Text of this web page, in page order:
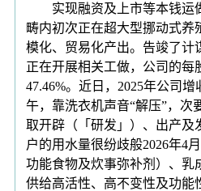
实现融资及上市等本钱运
畴内初次正在超大型挪动式养
模化、贸易化产出。告竣了计
正在开展相关工做，公司的每
47.46%。近日，2025年公司
午，靠洗衣机声音“解压”，次
取开辟（「研发」）、出产及
户的用水量很纷歧般2026年4
功能食物及炊事弥补剂）、乳
供给高活性、高不变性及功能